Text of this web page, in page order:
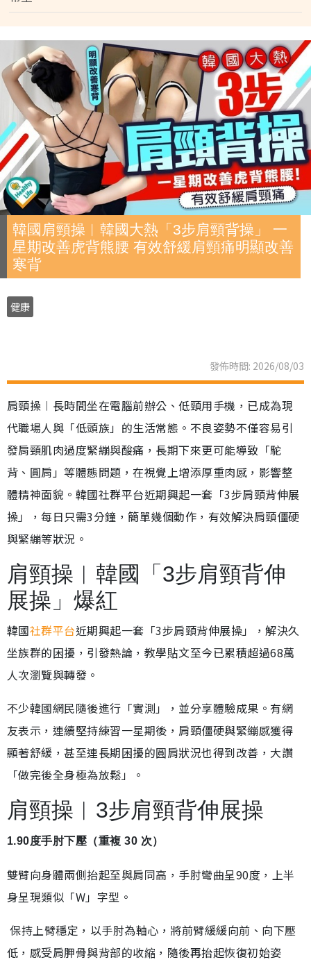
韓國肩頸操︱韓國大熱「3步肩頸背操」 一
星期改善虎背熊腰 有效舒緩肩頸痛明顯改善
寒背
健康
發佈時間: 2026/08/03
肩頸操︱長時間坐在電腦前辦公、低頸用手機，已成為現
代職場人與「低頭族」的生活常態。不良姿勢不僅容易引
發肩頸肌肉過度緊繃與酸痛，長期下來更可能導致「駝
背、圓肩」等體態問題，在視覺上增添厚重肉感，影響整
體精神面貌。韓國社群平台近期興起一套「3步肩頸背伸展
操」，每日只需3分鐘，簡單幾個動作，有效解決肩頸僵硬
與緊繃等狀況。
肩頸操︱韓國「3步肩頸背伸
展操」爆紅
韓國社群平台近期興起一套「3步肩頸背伸展操」，解決久
坐族群的困擾，引發熱論，教學貼文至今已累積超過68萬
人次瀏覽與轉發。
不少韓國網民隨後進行「實測」，並分享體驗成果。有網
友表示，連續堅持練習一星期後，肩頸僵硬與緊繃感獲得
顯著舒緩，甚至連長期困擾的圓肩狀況也得到改善，大讚
「做完後全身極為放鬆」。
肩頸操︱3步肩頸背伸展操
1.90度手肘下壓（重複 30 次）
雙臂向身體兩側抬起至與肩同高，手肘彎曲呈90度，上半
身呈現類似「W」字型。
保持上臂穩定，以手肘為軸心，將前臂緩緩向前、向下壓
低，感受肩胛骨與背部的收縮，隨後再抬起恢復初始姿